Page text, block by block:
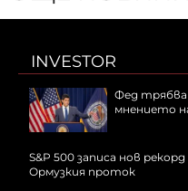
INVESTOR
Фед трябва
мнението
S&P 500 записа нов
Ормузкия проток